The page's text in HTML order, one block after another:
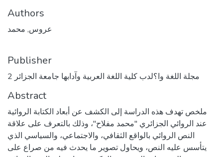
Authors
عروس, محمد
Publisher
مجلة اللغة وا؟لدب كلية اللغة العربية وآدابها جامعة الجزائر 2
Abstract
ملخص تهدف هذه الدراسة إلى الكشف عن أبعاد الكتابة الروائية
عند الروائي الجزائري "محمد مفلاح"، وذلك بالتعرف على علاقة
النص الروائي بالواقع الثقافي، والاجتماعي، والسياسي الذي
يتأسس عليه النص، ويحاول تصوير ما يحدث فيه من صراع على